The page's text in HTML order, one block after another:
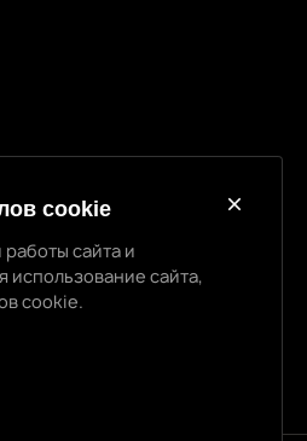
сайта и повышения
сайта, вы
cookie
сайта и
сайта,
cookie.